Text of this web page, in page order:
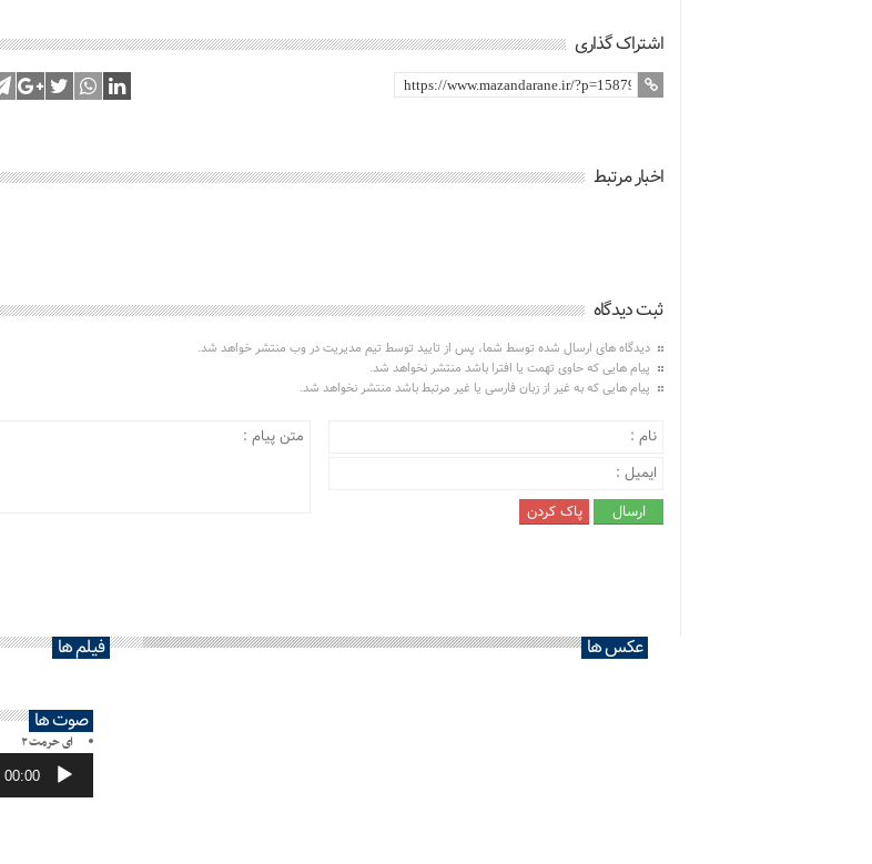
اشتراک گذاری
اخبار مرتبط
ثبت دیدگاه
دیدگاه های ارسال شده توسط شما، پس از تایید توسط تیم مدیریت در وب منتشر خواهد شد.
پیام هایی که حاوی تهمت یا افترا باشد منتشر نخواهد شد.
پیام هایی که به غیر از زبان فارسی یا غیر مرتبط باشد منتشر نخواهد شد.
عکس ها فیلم ها
صوت ها
ای حرمت ۲
پخش‌کننده
صوت 00:00